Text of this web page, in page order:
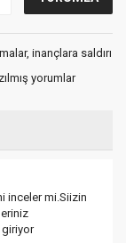
inançlara saldırı
yorumlar
inceler mi.Siizin
giriyor